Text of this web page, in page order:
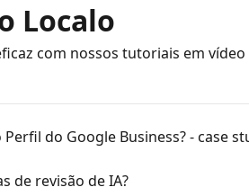
Localo
com nossos tutoriais em
do Google Business? - case
de revisão de IA?